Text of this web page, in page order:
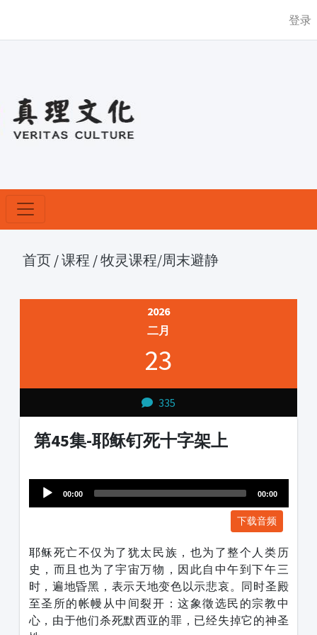
登录
首页 /课程 /牧灵课程/周末避静
2026
二月
23
335
第45集-耶稣钉死十字架上
Player
00:00 00:00
下载音频
耶稣死亡不仅为了犹太民族，也为了整个人类历
史，而且也为了宇宙万物，因此自中午到下午三
时，遍地昏黑，表示天地变色以示悲哀。同时圣殿
至圣所的帐幔从中间裂开：这象徵选民的宗教中
心，由于他们杀死默西亚的罪，已经失掉它的神圣